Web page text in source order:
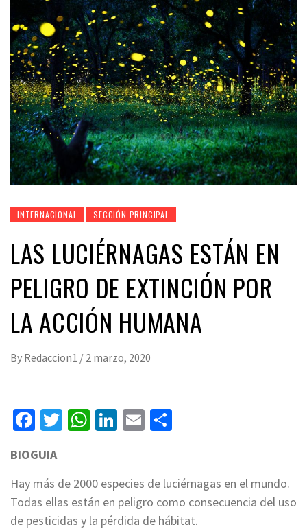
INTERNACIONAL SECCIÓN PRINCIPAL
LAS LUCIÉRNAGAS ESTÁN EN
PELIGRO DE EXTINCIÓN POR
LA ACCIÓN HUMANA
By Redaccion1 / 2 marzo, 2020
Facebook
Twitter
WhatsApp
LinkedIn
Email
BIOGUIA
Hay más de 2000 especies de luciérnagas en el mundo.
Todas ellas están en peligro como consecuencia del uso
de pesticidas y la pérdida de hábitat.